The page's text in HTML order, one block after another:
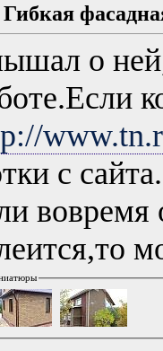
о
с
вовремя